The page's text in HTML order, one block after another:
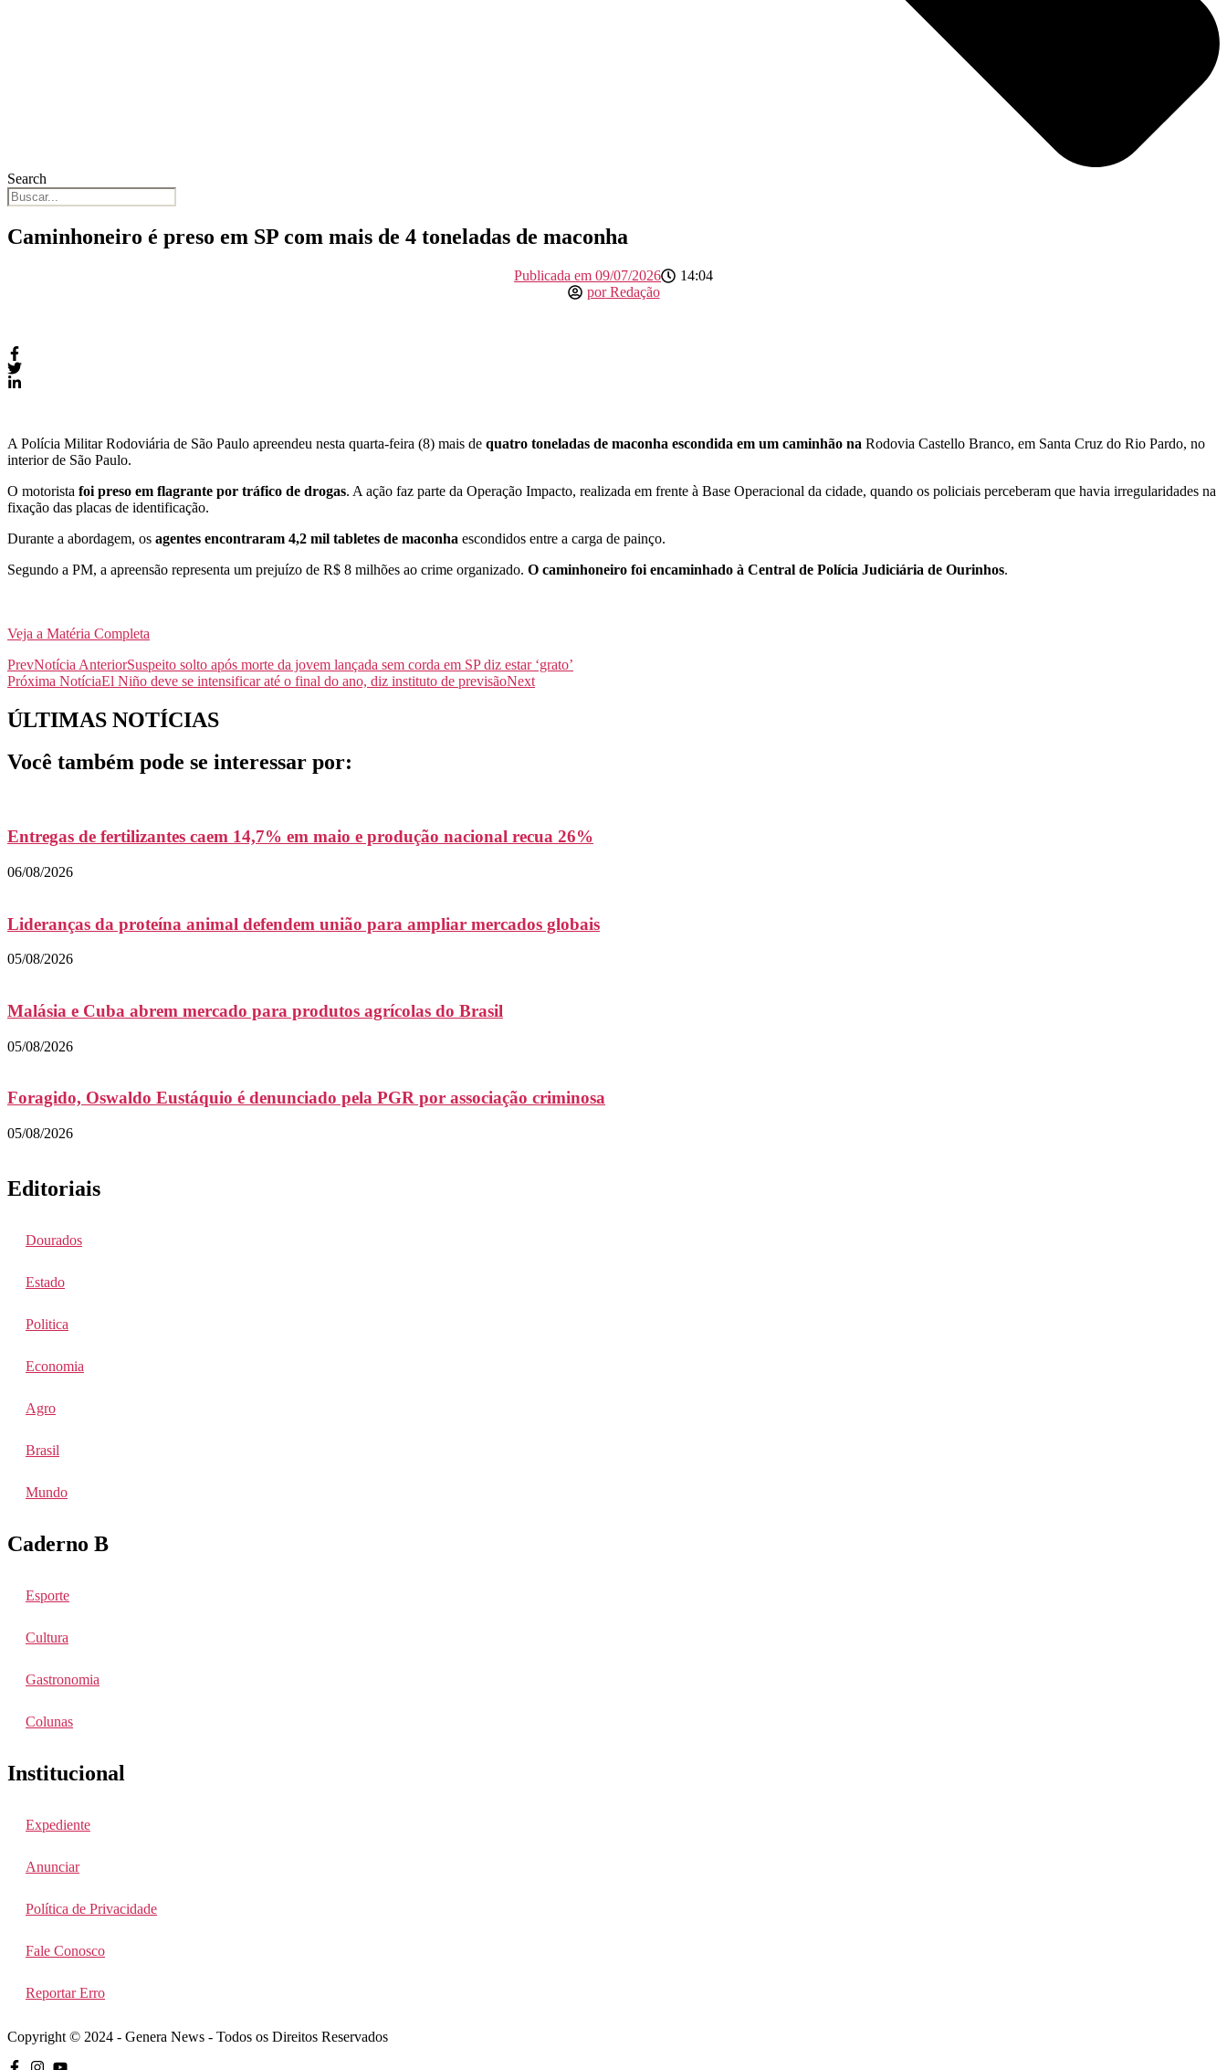
Search
Caminhoneiro é preso em SP com mais de 4 toneladas de maconha
Publicada em 09/07/2026
14:04
porRedação
A Polícia Militar Rodoviária de São Paulo apreendeu nesta quarta-feira (8) mais de quatro toneladas de maconha escondida em um caminhão na Rodovia Castello Branco, em Santa Cruz do Rio Pardo, no
interior de São Paulo.
O motorista foi preso em flagrante por tráfico de drogas. A ação faz parte da Operação Impacto, realizada em frente à Base Operacional da cidade, quando os policiais perceberam que havia irregularidades na
fixação das placas de identificação.
Durante a abordagem, os agentes encontraram 4,2 mil tabletes de maconha escondidos entre a carga de painço.
Segundo a PM, a apreensão representa um prejuízo de R$ 8 milhões ao crime organizado. O caminhoneiro foi encaminhado à Central de Polícia Judiciária de Ourinhos.
Veja a Matéria Completa
PrevNotícia AnteriorSuspeito solto após morte da jovem lançada sem corda em SP diz estar ‘grato’
Próxima NotíciaEl Niño deve se intensificar até o final do ano, diz instituto de previsãoNext
ÚLTIMAS NOTÍCIAS
Você também pode se interessar por:
Entregas de fertilizantes caem 14,7% em maio e produção nacional recua 26%
06/08/2026
Lideranças da proteína animal defendem união para ampliar mercados globais
05/08/2026
Malásia e Cuba abrem mercado para produtos agrícolas do Brasil
05/08/2026
Foragido, Oswaldo Eustáquio é denunciado pela PGR por associação criminosa
05/08/2026
Editoriais
Dourados
Estado
Politica
Economia
Agro
Brasil
Mundo
Caderno B
Esporte
Cultura
Gastronomia
Colunas
Institucional
Expediente
Anunciar
Política de Privacidade
Fale Conosco
Reportar Erro
Copyright © 2024 - Genera News - Todos os Direitos Reservados